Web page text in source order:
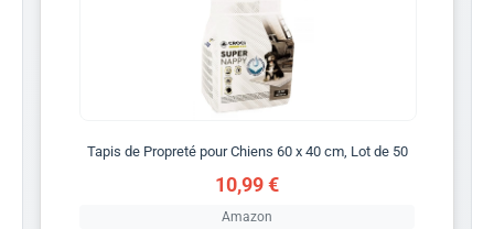
Tapis de Propreté pour Chiens 60 x 40 cm, Lot de 50
10,99 €
Amazon